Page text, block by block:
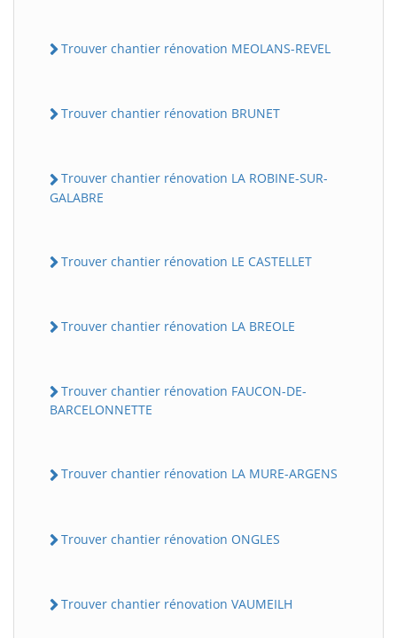
Trouver chantier rénovation MEOLANS-REVEL
Trouver chantier rénovation BRUNET
Trouver chantier rénovation LA ROBINE-SUR-
GALABRE
Trouver chantier rénovation LE CASTELLET
Trouver chantier rénovation LA BREOLE
Trouver chantier rénovation FAUCON-DE-
BARCELONNETTE
Trouver chantier rénovation LA MURE-ARGENS
Trouver chantier rénovation ONGLES
Trouver chantier rénovation VAUMEILH